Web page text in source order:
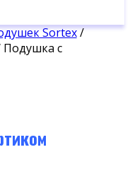
Sortex/
Подушка с